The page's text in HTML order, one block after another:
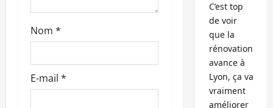
l
e
Nom *
E-mail *
C’est top
de voir
que la
rénovation
avance à
Lyon, ça va
vraiment
améliorer